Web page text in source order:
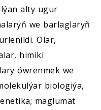
alty ugur
we barlaglaryň
Olar,
himiki
öwrenmek we
biologiýa,
maglumat